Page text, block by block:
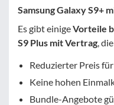
Samsung Galaxy S9+
Es gibt einigeVorteile
S9 Plus mit Vertrag,
Reduzierter Preis
Keine hohen
Bundle-Angebote